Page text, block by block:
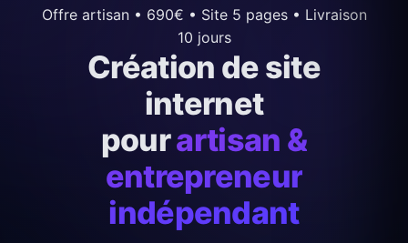
Offre artisan • 690€ • Site 5 pages • Livraison
10 jours
Création de site
internet
pourartisan &
entrepreneur
indépendant